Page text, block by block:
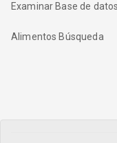
Examinar Base de datos
Alimentos Búsqueda